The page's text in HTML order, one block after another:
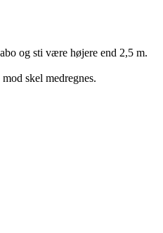
og sti være højere end 2,5 m.
skel medregnes.